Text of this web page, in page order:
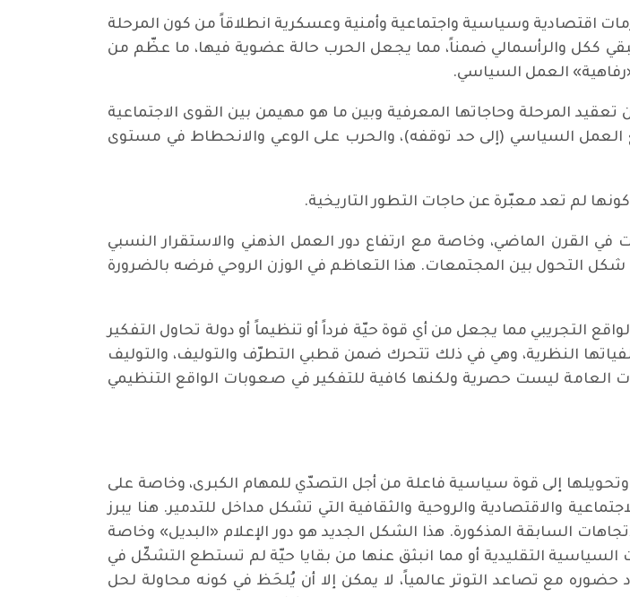
اقتصادية وسياسية واجتماعية وأمنية وعسكرية انطلاقاً من كون المرحلة
ككل والرأسمالي ضمناً، مما يجعل الحرب حالة عضوية فيها، ما عظّم من
العمل السياسي.
المرحلة وحاجاتها المعرفية وبين ما هو مهيمن بين القوى الاجتماعية
السياسي (إلى حد توقفه)، والحرب على الوعي والانحطاط في مستوى
لم تعد معبّرة عن حاجات التطور التاريخية.
القرن الماضي، وخاصة مع ارتفاع دور العمل الذهني والاستقرار النسبي
شكل التحول بين المجتمعات. هذا التعاظم في الوزن الروحي فرضه بالضرورة
التجريبي مما يجعل من أي قوة حيّة فرداً أو تنظيماً أو دولة تحاول التفكير
النظرية، وهي في ذلك تتحرك ضمن قطبي التطرّف والتوليف، والتوليف
العامة ليست حصرية ولكنها كافية للتفكير في صعوبات الواقع التنظيمي
إلى قوة سياسية فاعلة من أجل التصدّي للمهام الكبرى، وخاصة على
والاقتصادية والروحية والثقافية التي تشكل مداخل للتدمير. هنا يبرز
السابقة المذكورة. هذا الشكل الجديد هو دور الإعلام «البديل» وخاصة
التقليدية أو مما انبثق عنها من بقايا حيّة لم تستطع التشكّل في
حضوره مع تصاعد التوتر عالمياً، لا يمكن إلا أن يُلحَظ في كونه محاولة لحل